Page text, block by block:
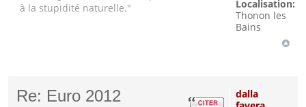
à la stupidité naturelle."
Localisation:
Thonon les
Bains
Re: Euro 2012
dalla